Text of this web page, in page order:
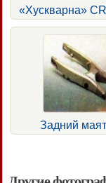
«Хускварна»
Задний